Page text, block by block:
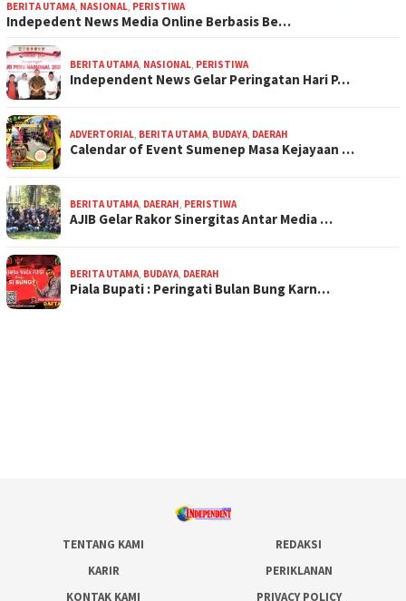
BERITA UTAMA, NASIONAL, PERISTIWA
Indepedent News Media Online Berbasis Be…
BERITA UTAMA, NASIONAL, PERISTIWA
Independent News Gelar Peringatan Hari P…
ADVERTORIAL, BERITA UTAMA, BUDAYA, DAERAH
Calendar of Event Sumenep Masa Kejayaan …
BERITA UTAMA, DAERAH, PERISTIWA
AJIB Gelar Rakor Sinergitas Antar Media …
BERITA UTAMA, BUDAYA, DAERAH
Piala Bupati : Peringati Bulan Bung Karn…
TENTANG KAMI
REDAKSI
KARIR
PERIKLANAN
KONTAK KAMI
PRIVACY POLICY